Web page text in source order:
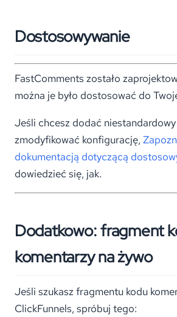
Dostosowywanie
FastComments zostało
można je było dostosować do
Jeśli chcesz dodać
zmodyfikować konfigurację,
dokumentacją dotyczącą
dowiedzieć się, jak.
Dodatkowo: fragment
komentarzy na żywo
Jeśli szukasz fragmentu kodu
ClickFunnels, spróbuj tego: